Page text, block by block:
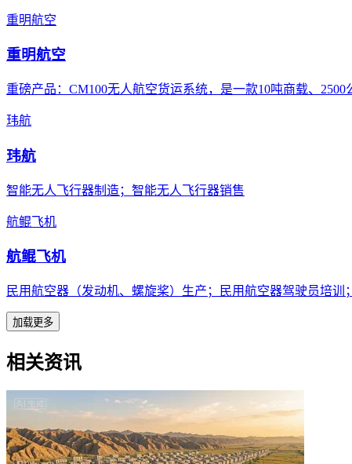
重明航空
重明航空
重磅产品：CM100无人航空货运系统，是一款10吨商载、
玮航
玮航
智能无人飞行器制造；智能无人飞行器销售
航鲲飞机
航鲲飞机
民用航空器（发动机、螺旋桨）生产；民用航空器驾驶员培
加载更多
相关资讯